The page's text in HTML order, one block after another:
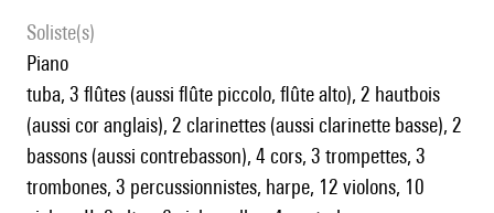
Soliste(s)
piano
tuba, 3 flûtes (aussi flûte piccolo, flûte alto), 2 hautbois
(aussi cor anglais), 2 clarinettes (aussi clarinette basse), 2
bassons (aussi contrebasson), 4 cors, 3 trompettes, 3
trombones, 3 percussionnistes, harpe, 12 violons, 10